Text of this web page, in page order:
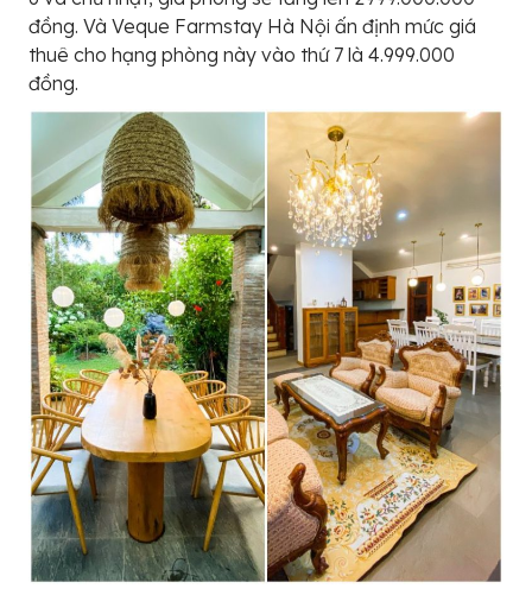
đồng. Và Veque Farmstay Hà Nội ấn định mức giá
thuê cho hạng phòng này vào thứ 7 là 4.999.000
đồng.